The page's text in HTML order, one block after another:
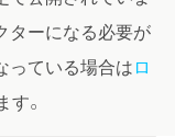
ターになる必要が
っている場合はロ
。